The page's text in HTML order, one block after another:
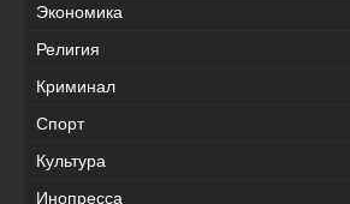
Экономика
Религия
Криминал
Спорт
Культура
Инопресса